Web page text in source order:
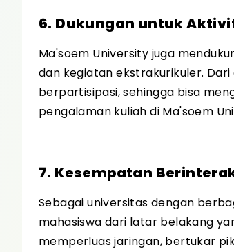
6. Dukungan untuk
Ma'soem University juga
dan kegiatan ekstrakurikuler.
berpartisipasi, sehingga bisa
pengalaman kuliah di Ma'soem
7. Kesempatan
Sebagai universitas dengan
mahasiswa dari latar belakang
memperluas jaringan, bertukar